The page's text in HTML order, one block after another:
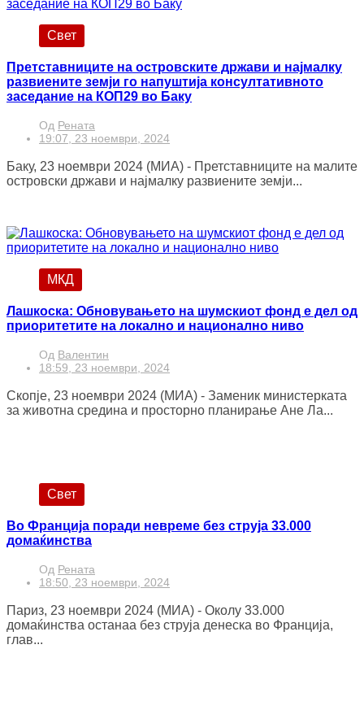
Свет
Претставниците на островските држави и најмалку
развиените земји го напуштија консултативното
заседание на КОП29 во Баку
Од Рената
19:07, 23 ноември, 2024
Баку, 23 ноември 2024 (МИА) - Претставниците на малите
островски држави и најмалку развиените земји...
МКД
Лашкоска: Обновувањето на шумскиот фонд е дел од
приоритетите на локално и национално ниво
Од Валентин
18:59, 23 ноември, 2024
Скопје, 23 ноември 2024 (МИА) - Заменик министерката
за животна средина и просторно планирање Ане Ла...
Свет
Во Франција поради невреме без струја 33.000
домаќинства
Од Рената
18:50, 23 ноември, 2024
Париз, 23 ноември 2024 (МИА) - Околу 33.000
домаќинства останаа без струја денеска во Франција,
глав...